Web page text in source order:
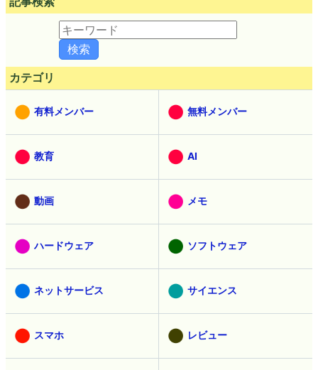
カテゴリ
有料メンバー 無料メンバー
教育 AI
動画 メモ
ハードウェア ソフトウェア
ネットサービス サイエンス
スマホ レビュー